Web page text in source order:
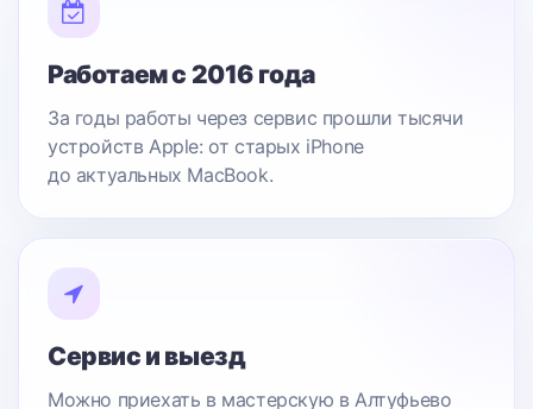
Работаем с 2016 года
За годы работы через сервис прошли тысячи
устройств Apple: от старых iPhone
до актуальных MacBook.
Сервис и выезд
Можно приехать в мастерскую в Алтуфьево